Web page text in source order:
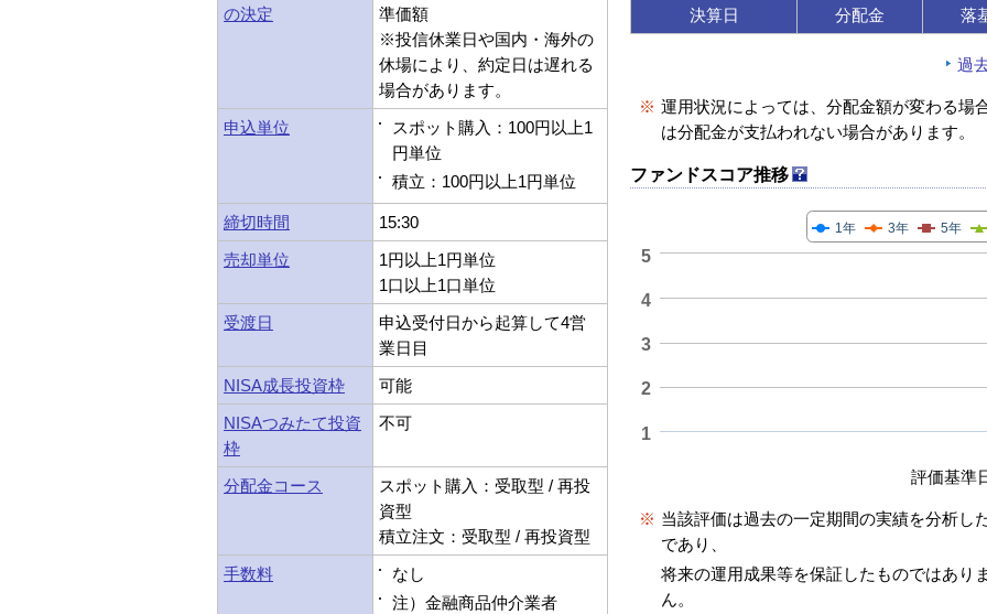
の決定
準価額
※投信休業日や国内・海外の
休場により、約定日は遅れる
場合があります。
申込単位
スポット購入：100円以上1
円単位
積立：100円以上1円単位
締切時間
15:30
売却単位
1円以上1円単位
1口以上1口単位
受渡日
申込受付日から起算して4営
業日目
NISA成長投資枠
可能
NISAつみたて投資
枠
不可
分配金コース
スポット購入：受取型 / 再投
資型
積立注文：受取型 / 再投資型
手数料
なし
注）金融商品仲介業者
決算日 分配金 落
過
※ 運用状況によっては、分配金額が変わる場
は分配金が支払われない場合があります。
ファンドスコア推移
1年 3年 5年
1
2
3
4
5
評価基準
※ 当該評価は過去の一定期間の実績を分析し
であり、
将来の運用成果等を保証したものではあり
ん。